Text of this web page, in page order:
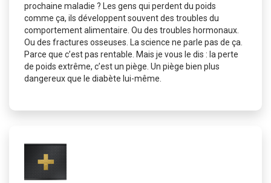
prochaine maladie ? Les gens qui perdent du poids
comme ça, ils développent souvent des troubles du
comportement alimentaire. Ou des troubles hormonaux.
Ou des fractures osseuses. La science ne parle pas de ça.
Parce que c’est pas rentable. Mais je vous le dis : la perte
de poids extrême, c’est un piège. Un piège bien plus
dangereux que le diabète lui-même.